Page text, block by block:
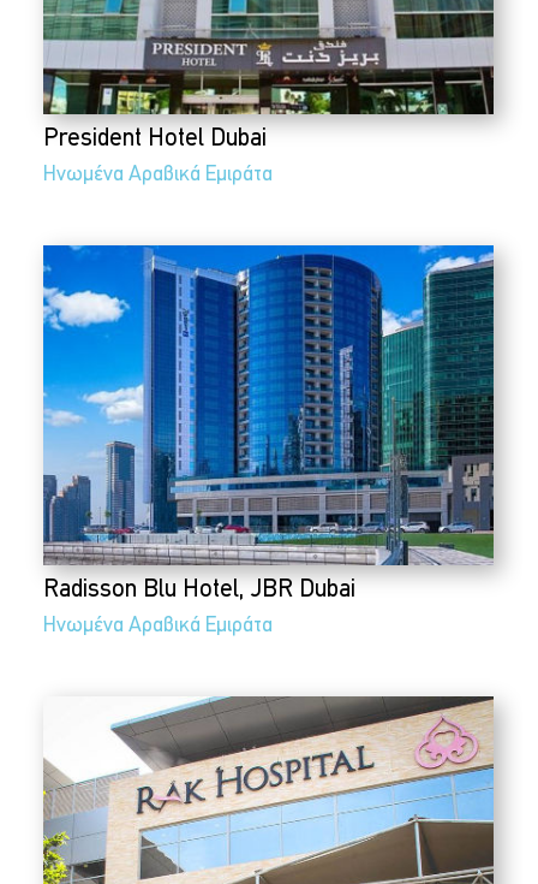
President Hotel Dubai
Ηνωμένα Αραβικά Εμιράτα
Radisson Blu Hotel, JBR Dubai
Ηνωμένα Αραβικά Εμιράτα